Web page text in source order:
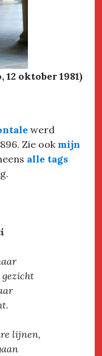
oktober 1981)
werd
Zie ook mijn
alle tags
lijnen,